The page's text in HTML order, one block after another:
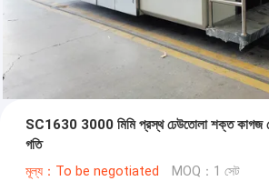
SC1630 3000 মিমি প্রস্থ ঢেউতোলা শক্ত কাগজ
গতি
মূল্য：To be negotiated MOQ：1 সেট